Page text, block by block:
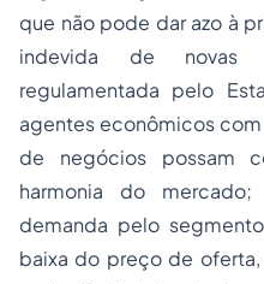
que não pode dar azo à
indevida de novas
regulamentada pelo
agentes econômicos
de negócios possam
harmonia do
demanda pelo
baixa do preço de